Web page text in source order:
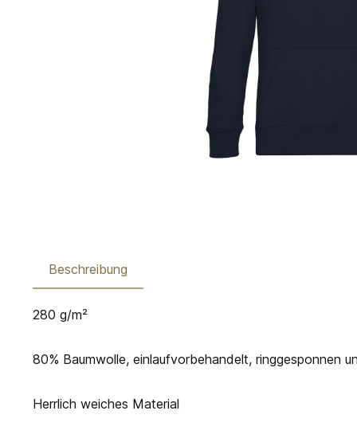
Beschreibung
280 g/m²
80% Baumwolle, einlaufvorbehandelt, ringgesponnen
Herrlich weiches Material